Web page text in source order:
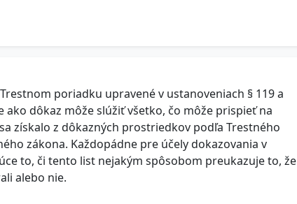
poriadku upravené v ustanoveniach § 119 a
ako dôkaz môže slúžiť všetko, čo môže prispieť na
získalo z dôkazných prostriedkov podľa Trestného
zákona. Každopádne pre účely dokazovania v
to, či tento list nejakým spôsobom preukazuje to, že
alebo nie.